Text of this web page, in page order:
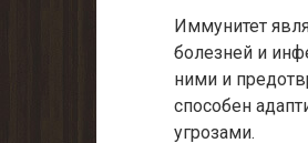
Иммунитет
болезней и
ними и
способен
угрозами.